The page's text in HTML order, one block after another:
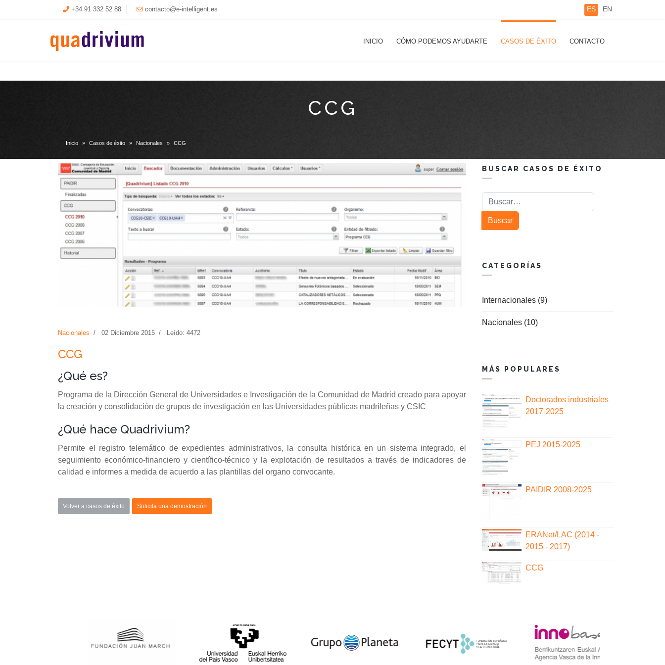
+34 91 332 52 88 contacto@e-intelligent.es Seleccione su idioma
ES EN
INICIO CÓMO PODEMOS AYUDARTE CASOS DE ÉXITO CONTACTO
CCG
Inicio Casos de éxito Nacionales CCG
Nacionales 02 Diciembre 2015 Leído: 4472
CCG
¿Qué es?
Programa de la Dirección General de Universidades e Investigación de la Comunidad de Madrid creado para apoyar
la creación y consolidación de grupos de investigación en las Universidades públicas madrileñas y CSIC
¿Qué hace Quadrivium?
Permite el registro telemático de expedientes administrativos, la consulta histórica en un sistema integrado, el
seguimiento económico-financiero y científico-técnico y la explotación de resultados a través de indicadores de
calidad e informes a medida de acuerdo a las plantillas del organo convocante.
Volver a casos de éxito Solicita una demostración
BUSCAR CASOS DE ÉXITO
Buscar
Buscar
CATEGORÍAS
Internacionales (9)
Nacionales (10)
MÁS POPULARES
Doctorados industriales
2017-2025
PEJ 2015-2025
PAIDIR 2008-2025
ERANet/LAC (2014 -
2015 - 2017)
CCG